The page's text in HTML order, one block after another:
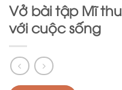
Vở bài tập Mĩ
với cuộc sống